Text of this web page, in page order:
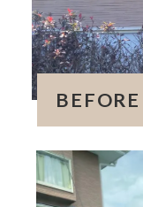
BEFORE